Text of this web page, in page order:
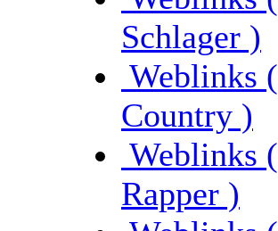
Schlager )
Weblinks (
Country )
Weblinks (
Rapper )